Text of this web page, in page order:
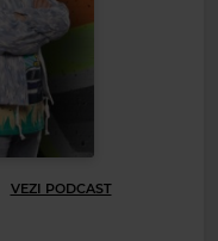
VEZI PODCAST